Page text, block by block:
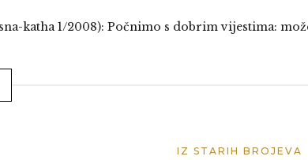
katha 1/2008): Počnimo s dobrim vijestima:
IZ STARIH BROJEVA